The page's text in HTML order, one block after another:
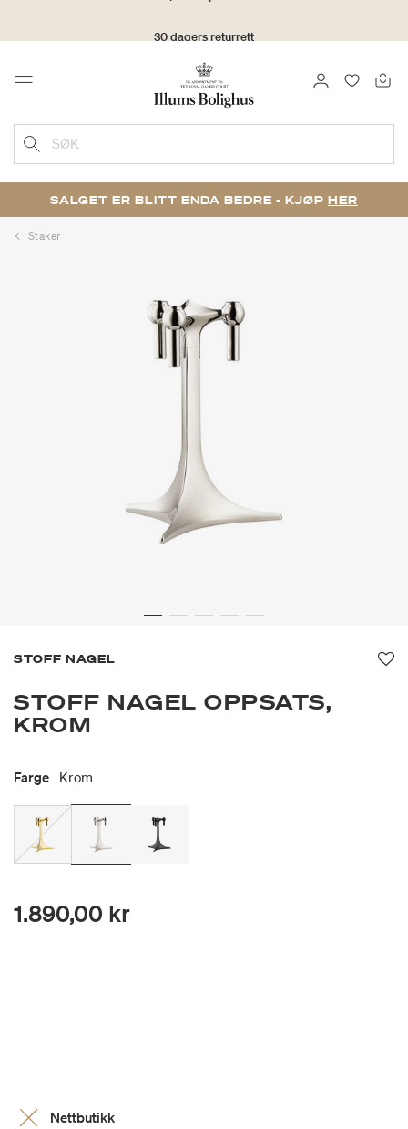
Menu LOGG INN
SØK
SALGET ER BLITT ENDA BEDRE - KJØP HER
Staker
STOFF NAGEL
STOFF NAGEL OPPSATS,
KROM
Farge Krom
1.890,00 kr
Nettbutikk